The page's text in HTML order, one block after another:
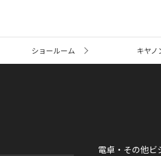
ショールーム キヤノ
電卓・その他ビ